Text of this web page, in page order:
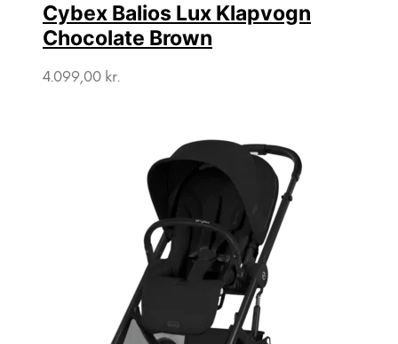
Cybex Balios Lux Klapvogn
Chocolate Brown
4.099,00 kr.